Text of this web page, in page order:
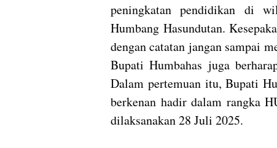
peningkatan pendidikan di
Humbang Hasundutan.
dengan catatan jangan sampai
Bupati Humbahas juga
Dalam pertemuan itu, Bupati
berkenan hadir dalam rangka
dilaksanakan 28 Juli 2025.